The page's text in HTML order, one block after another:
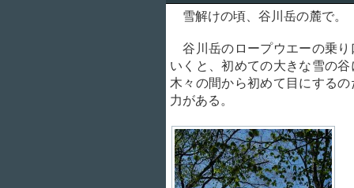
雪解けの頃、谷川岳の麓で。
谷川岳のロープウエーの乗り
いくと、初めての大きな雪の
木々の間から初めて目にする
力がある。